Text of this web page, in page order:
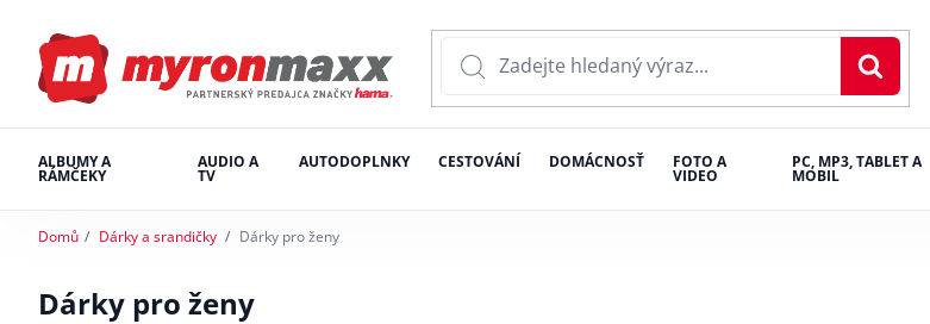
ALBUMY A
RÁMČEKY
AUDIO A
TV
AUTODOPLNKY CESTOVÁNÍ DOMÁCNOSŤ FOTO A
VIDEO
PC, MP3, TABLET A
MOBIL
Domů Dárky a srandičky Dárky pro ženy
Dárky pro ženy